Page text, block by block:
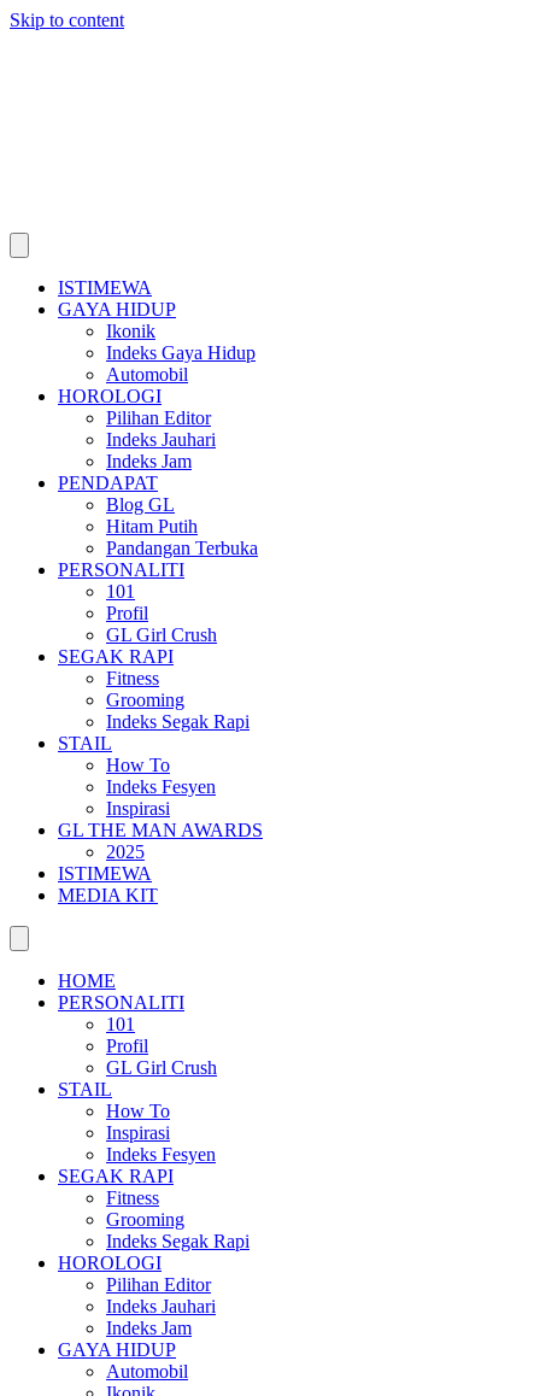
Skip to content
ISTIMEWA
GAYA HIDUP
Ikonik
Indeks Gaya Hidup
Automobil
HOROLOGI
Pilihan Editor
Indeks Jauhari
Indeks Jam
PENDAPAT
Blog GL
Hitam Putih
Pandangan Terbuka
PERSONALITI
101
Profil
GL Girl Crush
SEGAK RAPI
Fitness
Grooming
Indeks Segak Rapi
STAIL
How To
Indeks Fesyen
Inspirasi
GL THE MAN AWARDS
2025
ISTIMEWA
MEDIA KIT
HOME
PERSONALITI
101
Profil
GL Girl Crush
STAIL
How To
Inspirasi
Indeks Fesyen
SEGAK RAPI
Fitness
Grooming
Indeks Segak Rapi
HOROLOGI
Pilihan Editor
Indeks Jauhari
Indeks Jam
GAYA HIDUP
Automobil